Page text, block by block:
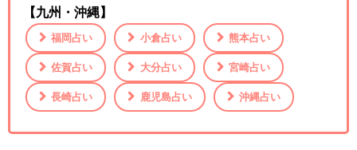
【九州・沖縄】
福岡占い 小倉占い 熊本占い
佐賀占い 大分占い 宮崎占い
長崎占い 鹿児島占い 沖縄占い